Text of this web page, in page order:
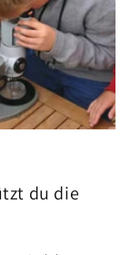
du die